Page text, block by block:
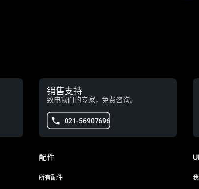
销售支持
致电我们的专家，免费咨询。
021-56907696
配件
所有配件